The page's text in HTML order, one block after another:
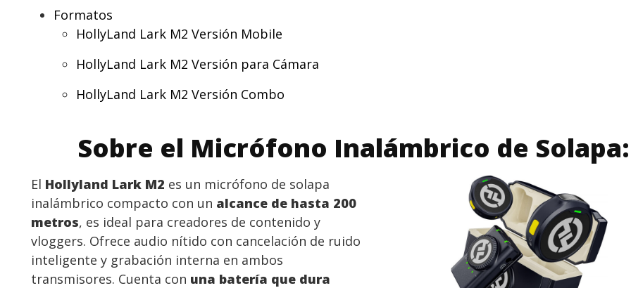
Formatos
HollyLand Lark M2 Versión Mobile
HollyLand Lark M2 Versión para Cámara
HollyLand Lark M2 Versión Combo
Sobre el Micrófono Inalámbrico de Solapa:
El Hollyland Lark M2 es un micrófono de solapa
inalámbrico compacto con un alcance de hasta 200
metros, es ideal para creadores de contenido y
vloggers. Ofrece audio nítido con cancelación de ruido
inteligente y grabación interna en ambos
transmisores. Cuenta con una batería que dura